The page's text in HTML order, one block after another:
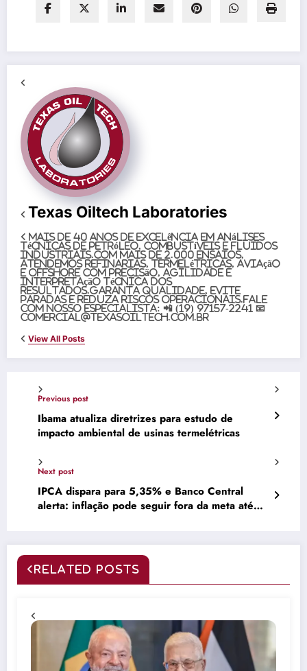
Texas Oiltech Laboratories
Mais de 40 anos de excelência em análises
técnicas de petróleo, combustíveis e fluidos
industriais.Com mais de 2.000 ensaios,
atendemos refinarias, termelétricas, aviação
e offshore com precisão, agilidade e
interpretação técnica dos
resultados.Garanta qualidade, evite
paradas e reduza riscos operacionais.Fale
com nosso especialista: 📲 (19) 97157-2241 📧
comercial@texasoiltech.com.br
View All Posts
Previous post
Ibama atualiza diretrizes para estudo de
impacto ambiental de usinas termelétricas
Next post
IPCA dispara para 5,35% e Banco Central
alerta: inflação pode seguir fora da meta até
RELATED POSTS